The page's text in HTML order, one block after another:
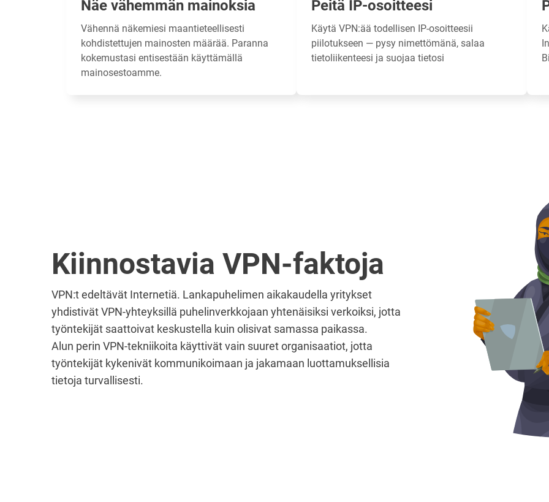
Näe vähemmän mainoksia
Vähennä näkemiesi maantieteellisesti
kohdistettujen mainosten määrää. Paranna
kokemustasi entisestään käyttämällä
mainosestoamme.
Peitä IP-osoitteesi
Käytä VPN:ää todellisen IP-osoitteesii
piilotukseen — pysy nimettömänä, salaa
tietoliikenteesi ja suojaa tietosi
Kiinnostavia VPN-faktoja
VPN:t edeltävät Internetiä. Lankapuhelimen aikakaudella yritykset
yhdistivät VPN-yhteyksillä puhelinverkkojaan yhtenäisiksi verkoiksi, jotta
työntekijät saattoivat keskustella kuin olisivat samassa paikassa.
Alun perin VPN-tekniikoita käyttivät vain suuret organisaatiot, jotta
työntekijät kykenivät kommunikoimaan ja jakamaan luottamuksellisia
tietoja turvallisesti.